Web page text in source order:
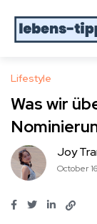
Lifestyle
Was wir
Joy
October